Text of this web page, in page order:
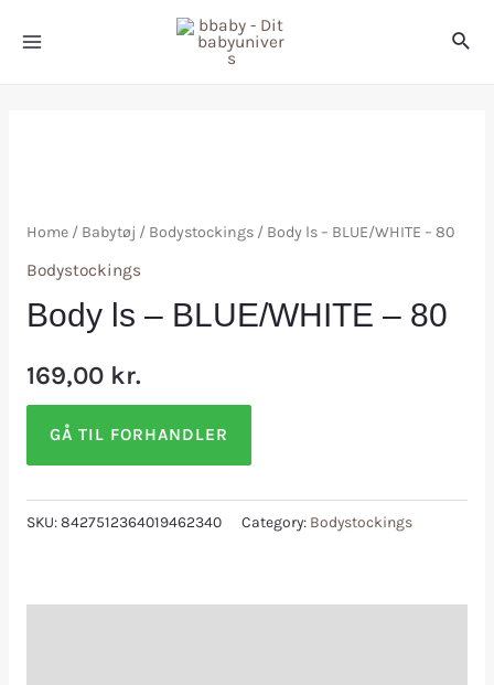
Home/ Babytøj / Bodystockings/ Body ls – BLUE/WHITE – 80
Bodystockings
Body ls – BLUE/WHITE – 80
169,00 kr.
GÅ TIL FORHANDLER
SKU:8427512364019462340 Category: Bodystockings